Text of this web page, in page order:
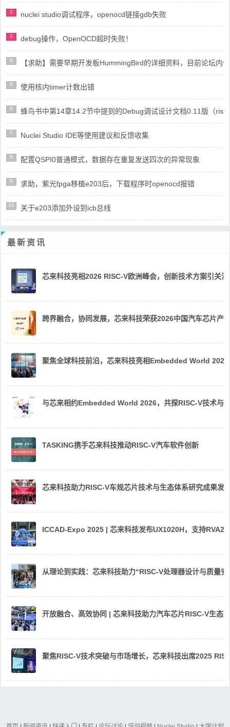
2 nuclei studio调试程序，openocd链接gdb失败
3 debug操作，OpenOCD超时失败！
4 【求助】需要早期开发板HummingBird的详细资料，目前论坛内
5 使用核内timer计数出错
6 蜂鸟书中第14章14.2节中提到的Debug调试设计文档0.11版（
7 Nuclei Studio IDE等使用建议和反馈收集
8 配置QSPI0普通模式，数据存在重复发送四次的异常现象
9 求助，紫光fpga移植e203后，下载程序时openocd报错
10 关于e203添加外设到icb总线
最新资讯
芯来科技亮相2026 RISC-V欧洲峰会，创新技术方案引关注
跨界融合，协同发展，芯来科技荣获2026中国汽车芯片产
聚焦全球科技前沿，芯来科技亮相Embedded World 2026
与芯来相约Embedded World 2026，共探RISC-V技术与
TASKING携手芯来科技推动RISC-V汽车软件创新
芯来科技助力RISC-V车规芯片技术与生态体系研究成果发
ICCAD-Expo 2025 | 芯来科技发布UX1020H，支持
从理论到实践：芯来科技助力“RISC-V处理器设计与质量
开放融合、高效协同 | 芯来科技助力汽车芯片RISC-V生态
聚焦RISC-V技术突破与市场增长，芯来科技出席2025